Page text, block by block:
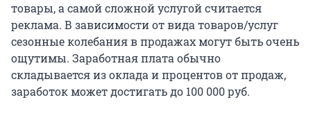
товары, а самой сложной услугой считается
реклама. В зависимости от вида товаров/услуг
сезонные колебания в продажах могут быть очень
ощутимы. Заработная плата обычно
складывается из оклада и процентов от продаж,
заработок может достигать до 100 000 руб.